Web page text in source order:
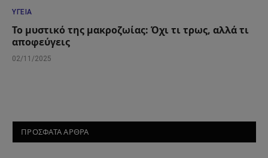
ΥΓΕΊΑ
Το μυστικό της μακροζωίας: Όχι τι τρως, αλλά τι
αποφεύγεις
02/11/2025
ΠΡΟΣΦΑΤΑ ΑΡΘΡΑ